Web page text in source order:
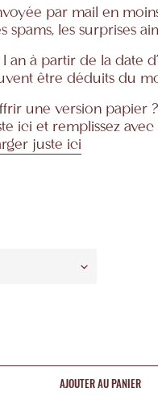
par mail en
les surprises
an à partir de la date
être déduits du
une version papier
ici et remplissez
juste ici
AJOUTER AU PANIER